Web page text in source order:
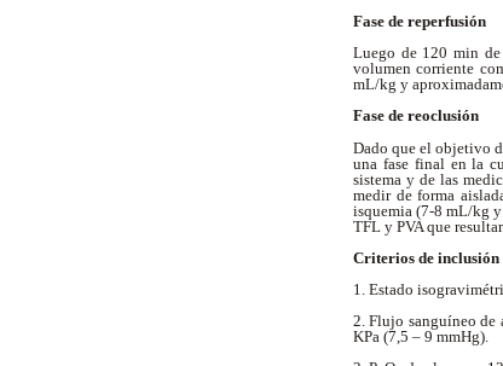
Fase de reperfusión
Luego de 120 min
volumen corriente
mL/kg y
Fase de reoclusión
Dado que el objetivo
una fase final en la
sistema y de las
medir de forma
isquemia (7-8 mL/kg y
TFL y PVA que
Criterios de inclusión
1. Estado
2. Flujo sanguíneo de
KPa (7,5 – 9 mmHg).